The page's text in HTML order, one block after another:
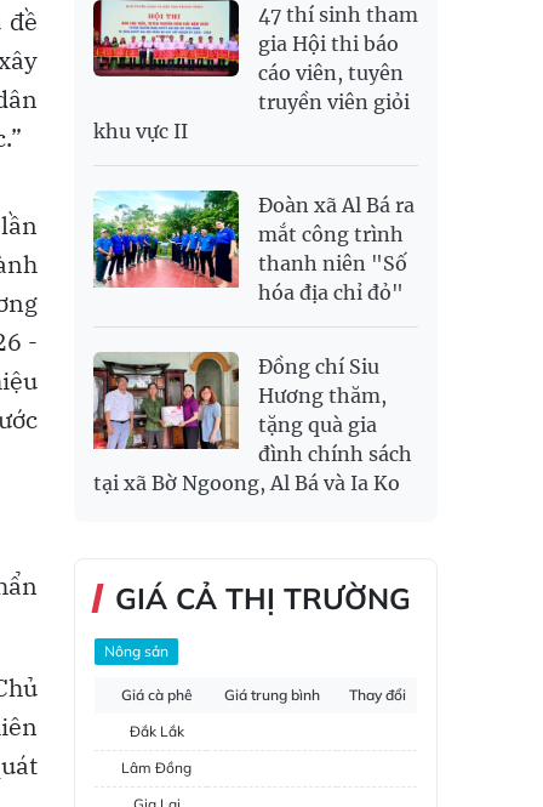
đề
-
47 thí sinh tham
gia Hội thi báo
cáo viên, tuyên
truyền viên giỏi
khu vực II
Đoàn xã Al Bá ra
mắt công trình
thanh niên "Số
hóa địa chỉ đỏ"
Đồng chí Siu
Hương thăm,
tặng quà gia
đình chính sách
tại xã Bờ Ngoong, Al Bá và Ia Ko
GIÁ CẢ THỊ TRƯỜNG
Nông sản
Giá cà phê Giá trung bình
Thay đổi
Đắk Lắk
Lâm Đồng